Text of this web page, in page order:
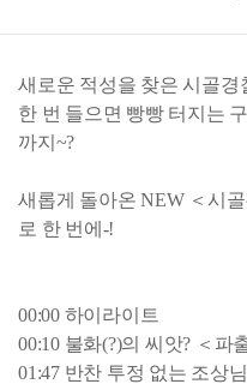
새로운 적성을 찾은 시골경
한 번 들으면 빵빵 터지는
까지~?
새롭게 돌아온 NEW ＜시
로 한 번에-!
00:00 하이라이트
00:10 불화(?)의 씨앗? ＜파
01:47 반찬 투정 없는 조상